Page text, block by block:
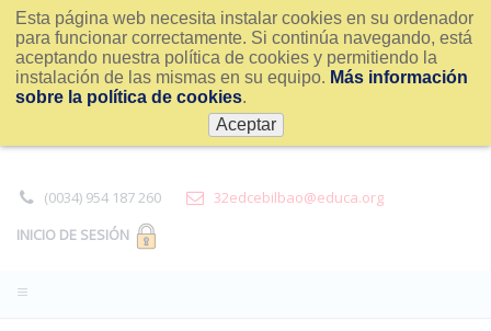
Esta página web necesita instalar cookies en su ordenador
para funcionar correctamente. Si continúa navegando, está
aceptando nuestra política de cookies y permitiendo la
instalación de las mismas en su equipo. Más información
sobre la política de cookies.
Aceptar
(0034) 954 187 260
32edcebilbao@educa.org
INICIO DE SESIÓN